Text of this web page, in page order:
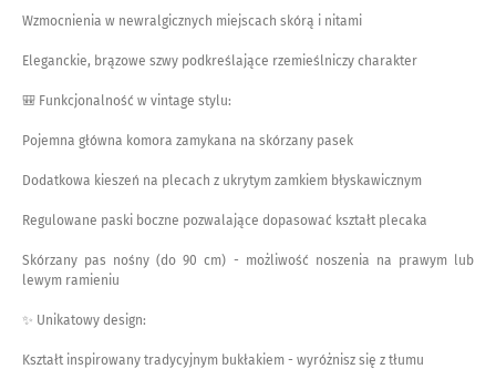
Wzmocnienia w newralgicznych miejscach skórą i nitami
Eleganckie, brązowe szwy podkreślające rzemieślniczy charakter
🎒 Funkcjonalność w vintage stylu:
Pojemna główna komora zamykana na skórzany pasek
Dodatkowa kieszeń na plecach z ukrytym zamkiem błyskawicznym
Regulowane paski boczne pozwalające dopasować kształt plecaka
Skórzany pas nośny (do 90 cm) - możliwość noszenia na prawym lub
lewym ramieniu
✨ Unikatowy design:
Kształt inspirowany tradycyjnym bukłakiem - wyróżnisz się z tłumu